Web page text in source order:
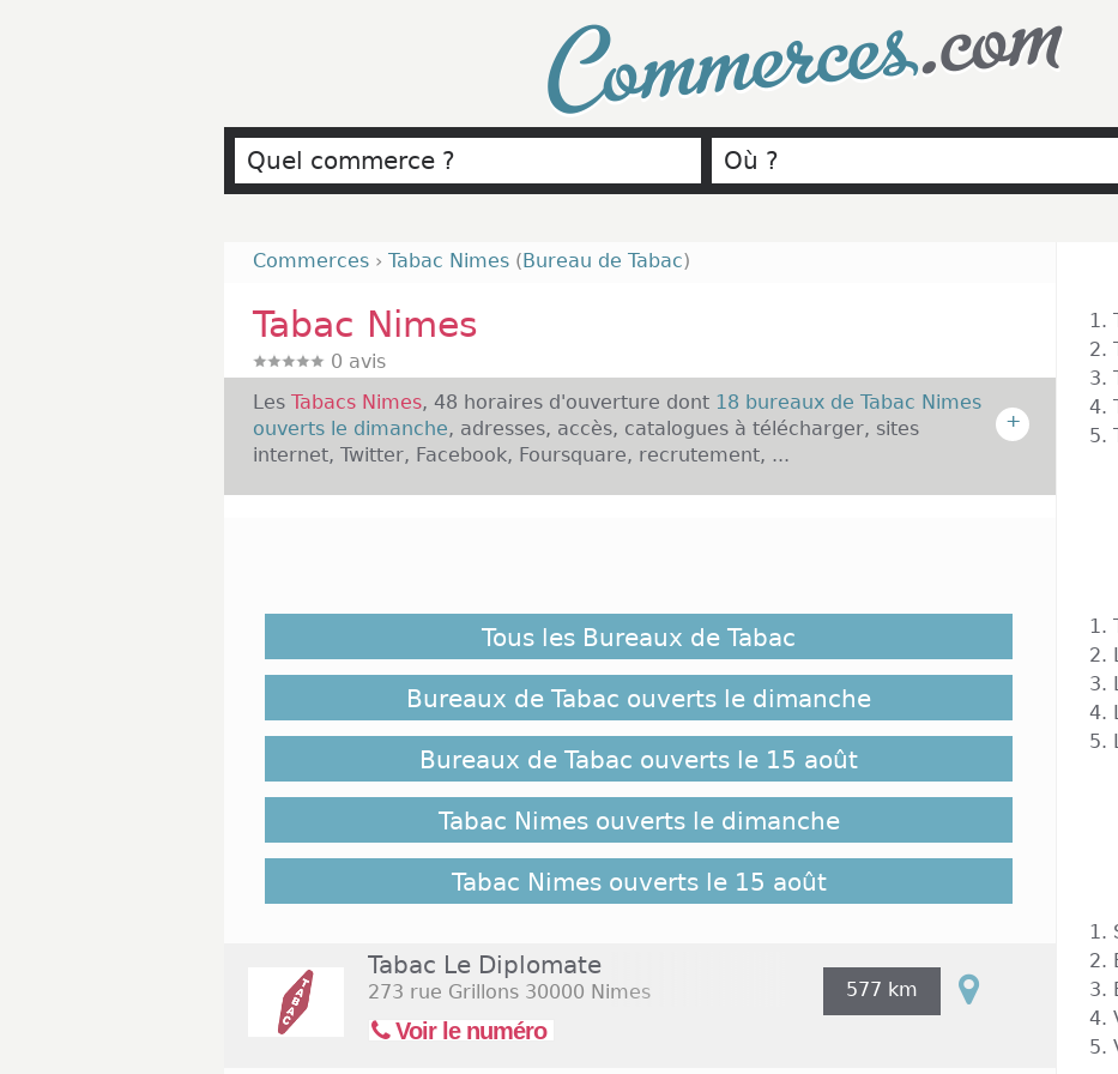
Commerces.com
Commerces › Tabac Nimes (Bureau de Tabac)
Tabac Nimes
0 avis
Les Tabacs Nimes, 48 horaires d'ouverture dont 18 bureaux de Tabac Nimes
ouverts le dimanche, adresses, accès, catalogues à télécharger, sites
internet, Twitter, Facebook, Foursquare, recrutement, ...
+
paquets dits neutres. En effet, leur métier englobe aujourd’hui la
commercialisation de nombreux autres articles. Il y a actuellement 47 tabacs à
Nîmes, et beaucoup de ces buralistes sont même autorisés à faire ouvrir un
compte bancaire aux clients. Ce n’est là qu’un petit pan de la diversification de
leur activité professionnelle.
Implantation des Tabacs Nimes :
Avant de préciser exactement l’ensemble des produits vendus par ces
professionnels, rappelons que les Nîmois peuvent trouver leur bureau de tabac
favori dans la plupart des quartiers les plus connus de la ville. Citons entre
autres le quartier Victor Hugo de Nîmes, ainsi que les quartiers Ville Active et
endroits n’auront aucun mal à trouver un buraliste en journée.
Jours et Horaires d'ouverture Tabac Nimes :
Tous les Bureaux de Tabac
Bureaux de Tabac ouverts le dimanche
Bureaux de Tabac ouverts le 15 août
Tabac Nimes ouverts le dimanche
Tabac Nimes ouverts le 15 août
Tabac Le Diplomate
273 rue Grillons 30000 Nimes
Voir le numéro
577 km
1.
2.
3.
4.
5.
1.
2.
3.
4.
5.
1.
2.
3.
4.
5.